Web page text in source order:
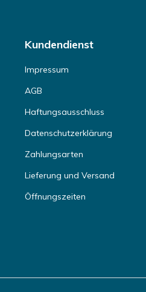
Kundendienst
Impressum
AGB
Haftungsausschluss
Datenschutzerklärung
Zahlungsarten
Lieferung und Versand
Öffnungszeiten